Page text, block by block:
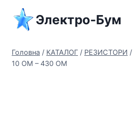
Перейти
вмісту
Электро-Бум
Головна / КАТАЛОГ / РЕЗИСТОРИ /
10 ОМ – 430 ОМ